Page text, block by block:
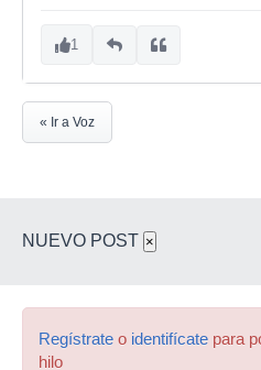
1
« Ir a Voz
NUEVO POST ×
Regístrate o identifícate para
hilo